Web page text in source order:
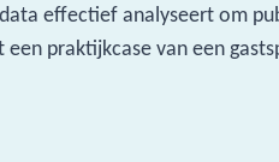
effectief analyseert om
praktijkcase van een